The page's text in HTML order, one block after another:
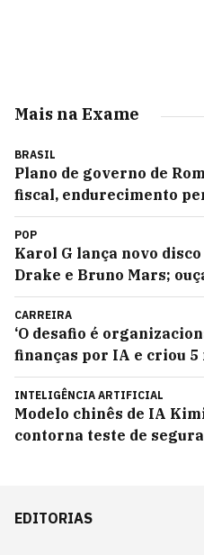
Mais na Exame
BRASIL
Plano de governo de
fiscal, endurecimento
POP
Karol G lança novo
Drake e Bruno Mars;
CARREIRA
‘O desafio é
finanças por IA e criou
INTELIGÊNCIA ARTIFICIAL
Modelo chinês de IA
contorna teste de
EDITORIAS